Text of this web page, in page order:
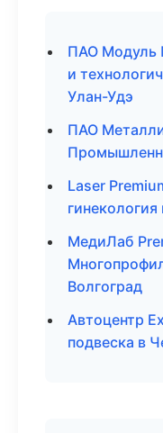
ПАО Модуль
и
Улан-Удэ
ПАО
Laser
гинекология
МедиЛаб
Волгоград
Автоцентр
подвеска в